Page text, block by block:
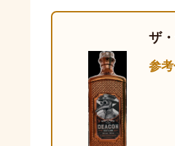
ザ
参